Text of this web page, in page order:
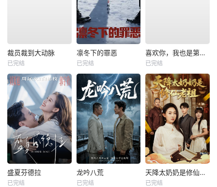
裁员裁到大动脉
已完结
凛冬下的罪恶
已完结
喜欢你，我也是第一部
已完结
盛夏芬德拉
已完结
龙吟八荒
已完结
天降太奶奶是修仙老祖
已完结